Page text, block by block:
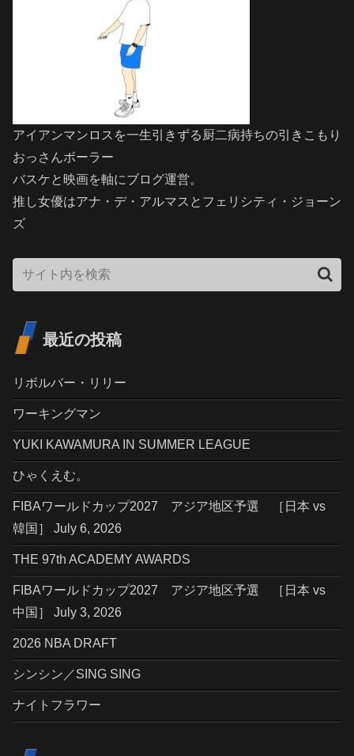
アイアンマンロスを一生引きずる厨二病持ちの引きこもり
おっさんボーラー
バスケと映画を軸にブログ運営。
推し女優はアナ・デ・アルマスとフェリシティ・ジョーン
ズ
最近の投稿
リボルバー・リリー
ワーキングマン
YUKI KAWAMURA IN SUMMER LEAGUE
ひゃくえむ。
FIBAワールドカップ2027 アジア地区予選 ［日本 vs
韓国］ July 6, 2026
THE 97th ACADEMY AWARDS
FIBAワールドカップ2027 アジア地区予選 ［日本 vs
中国］ July 3, 2026
2026 NBA DRAFT
シンシン／SING SING
ナイトフラワー